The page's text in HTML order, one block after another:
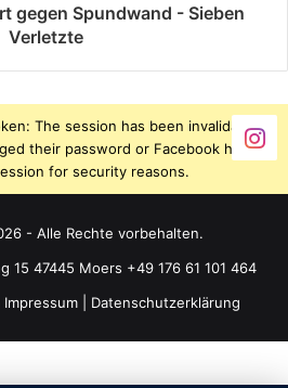
gegen Spundwand - Sieben
Verletzte
The session has been invalidated
their password or Facebook has
for security reasons.
- Alle Rechte vorbehalten.
15 47445 Moers +49 176 61 101 464
Impressum Datenschutzerklärung